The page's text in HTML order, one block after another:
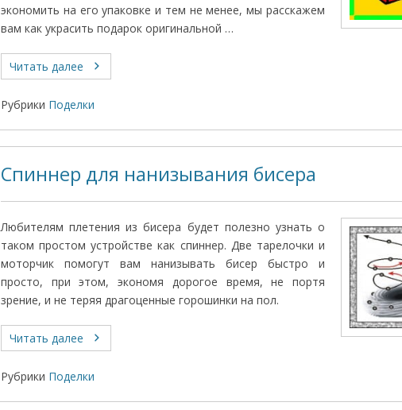
экономить на его упаковке и тем не менее, мы расскажем
вам как украсить подарок оригинальной …
Читать далее
Рубрики Поделки
Спиннер для нанизывания бисера
Любителям плетения из бисера будет полезно узнать о
таком простом устройстве как спиннер. Две тарелочки и
моторчик помогут вам нанизывать бисер быстро и
просто, при этом, экономя дорогое время, не портя
зрение, и не теряя драгоценные горошинки на пол.
Читать далее
Рубрики Поделки